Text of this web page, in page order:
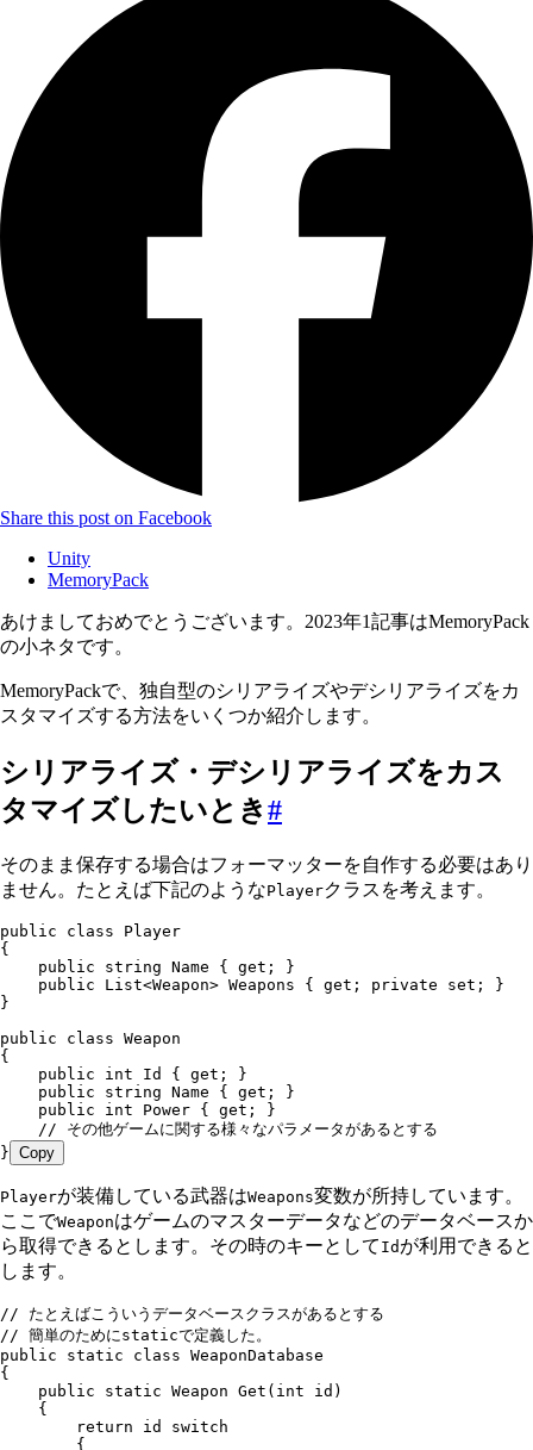
Share this post on Facebook
Unity
MemoryPack
あけましておめでとうございます。2023年1記事はMemoryPack
の小ネタです。
MemoryPackで、独自型のシリアライズやデシリアライズをカ
スタマイズする方法をいくつか紹介します。
シリアライズ・デシリアライズをカス
タマイズしたいとき#
そのまま保存する場合はフォーマッターを自作する必要はあり
ません。たとえば下記のようなPlayerクラスを考えます。
public class Player
{
    public
string Name { get ; }
    public
List<Weapon> Weapons { get ; private set ; }
}
public class Weapon
{
    public
int Id { get ; }
    public
string Name { get ; }
    public
int Power { get ; }
    // その他ゲームに関する様々なパラメータがあるとする
} Copy
Playerが装備している武器はWeapons変数が所持しています。
ここでWeaponはゲームのマスターデータなどのデータベースか
ら取得できるとします。その時のキーとして Id が利用できると
します。
// たとえばこういうデータベースクラスがあるとする
// 簡単のためにstaticで定義した。
public static class WeaponDatabase
{
    public
static Weapon Get ( int id)
    {
        return
id switch
        {